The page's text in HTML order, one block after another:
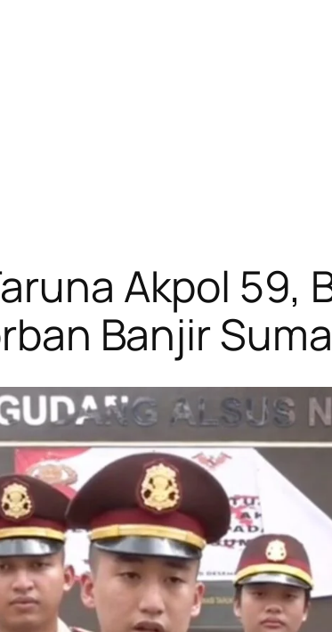
Akpol 59,
Banjir